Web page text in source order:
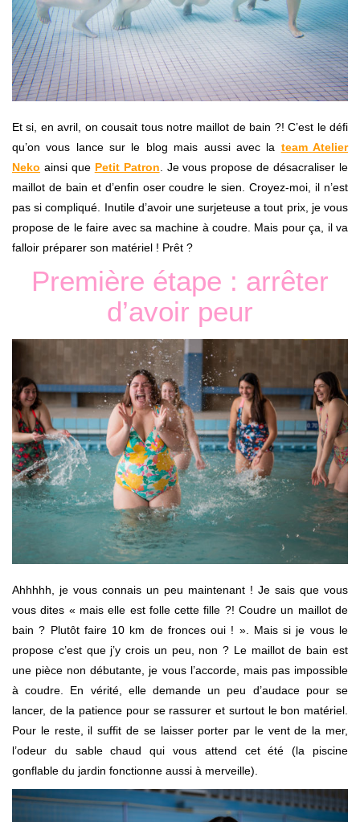
Et si, en avril, on cousait tous notre maillot de bain ?! C’est le défi
qu’on vous lance sur le blog mais aussi avec la team Atelier
Neko ainsi que Petit Patron . Je vous propose de désacraliser le
maillot de bain et d’enfin oser coudre le sien. Croyez-moi, il n’est
pas si compliqué. Inutile d’avoir une surjeteuse a tout prix, je vous
propose de le faire avec sa machine à coudre. Mais pour ça, il va
falloir préparer son matériel ! Prêt ?
Première étape : arrêter
d’avoir peur
Ahhhhh, je vous connais un peu maintenant ! Je sais que vous
vous dites « mais elle est folle cette fille ?! Coudre un maillot de
bain ? Plutôt faire 10 km de fronces oui ! ». Mais si je vous le
propose c’est que j’y crois un peu, non ? Le maillot de bain est
une pièce non débutante, je vous l’accorde, mais pas impossible
à coudre. En vérité, elle demande un peu d’audace pour se
lancer, de la patience pour se rassurer et surtout le bon matériel.
Pour le reste, il suffit de se laisser porter par le vent de la mer,
l’odeur du sable chaud qui vous attend cet été (la piscine
gonflable du jardin fonctionne aussi à merveille).